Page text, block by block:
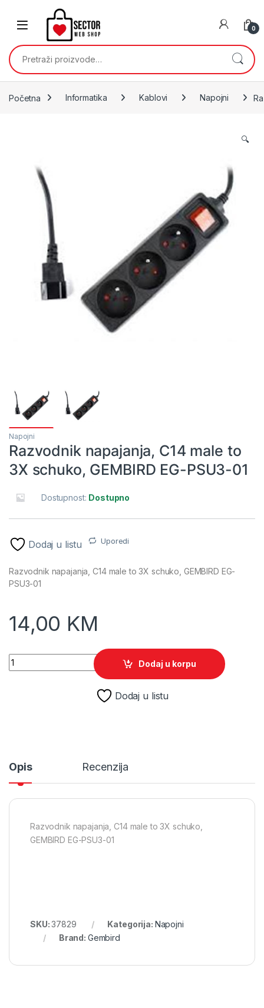
Skip to navigation
0
Pretraži:
Početna Informatika Kablovi Napojni
🔍
Napojni
Razvodnik napajanja, C14 male to
3X schuko, GEMBIRD EG-PSU3-01
Dostupnost: Dostupno
Dodaj u listu Uporedi
Razvodnik napajanja, C14 male to 3X schuko, GEMBIRD EG-
PSU3-01
14,00 KM
Razvodnik napajanja, C14 male to 3X schuko, GEMBIRD EG-
Dodaj u korpu
Dodaj u listu
Opis Recenzija
Razvodnik napajanja, C14 male to 3X schuko,
GEMBIRD EG-PSU3-01
SKU:37829 Kategorija: Napojni
Brand: Gembird